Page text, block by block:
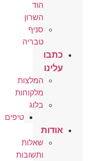
הוד
השרון
סניף
טבריה
כתבו
עלינו
המלצות
מלקוחות
בלוג
טיפים
אודות
שאלות
ותשובות